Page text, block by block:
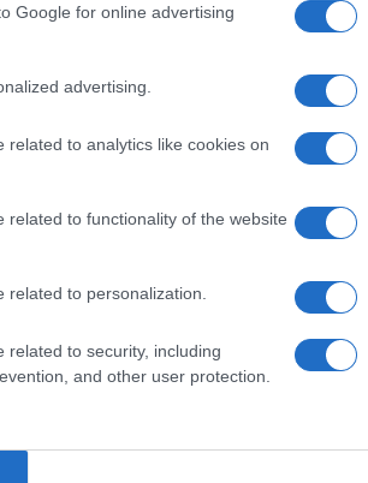
Google for online advertising
advertising.
to analytics like cookies on
to functionality of the website
to personalization.
related to security, including
and other user protection.
kjer beležijo svoje kolesarske poti,